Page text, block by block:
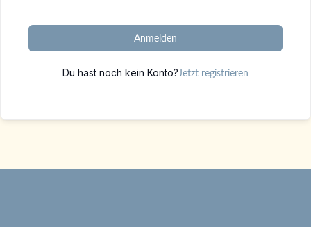
Anmelden
Du hast noch kein Konto?Jetzt registrieren